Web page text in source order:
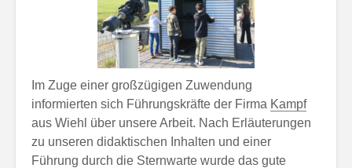
Im Zuge einer großzügigen Zuwendung
informierten sich Führungskräfte der Firma Kampf
aus Wiehl über unsere Arbeit. Nach Erläuterungen
zu unseren didaktischen Inhalten und einer
Führung durch die Sternwarte wurde das gute